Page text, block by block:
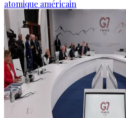
atomique américain